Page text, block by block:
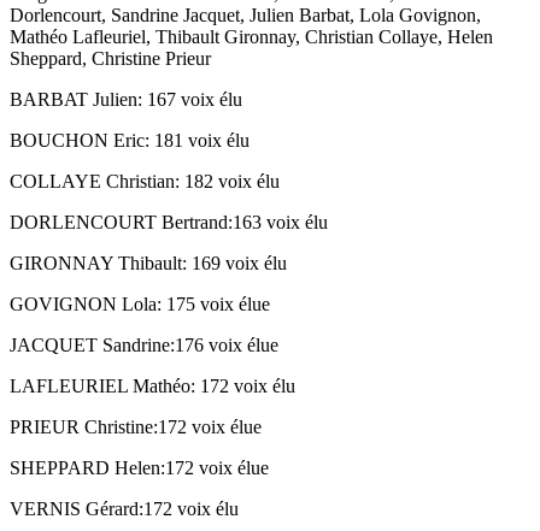
Dorlencourt, Sandrine Jacquet, Julien Barbat, Lola Govignon,
Mathéo Lafleuriel, Thibault Gironnay, Christian Collaye, Helen
Sheppard, Christine Prieur
BARBAT Julien: 167 voix élu
BOUCHON Eric: 181 voix élu
COLLAYE Christian: 182 voix élu
DORLENCOURT Bertrand:163 voix élu
GIRONNAY Thibault: 169 voix élu
GOVIGNON Lola: 175 voix élue
JACQUET Sandrine:176 voix élue
LAFLEURIEL Mathéo: 172 voix élu
PRIEUR Christine:172 voix élue
SHEPPARD Helen:172 voix élue
VERNIS Gérard:172 voix élu